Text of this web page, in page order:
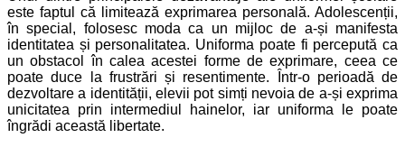
este faptul că limitează exprimarea personală. Adolescenții,
în special, folosesc moda ca un mijloc de a-și manifesta
identitatea și personalitatea. Uniforma poate fi percepută ca
un obstacol în calea acestei forme de exprimare, ceea ce
poate duce la frustrări și resentimente. Într-o perioadă de
dezvoltare a identității, elevii pot simți nevoia de a-și exprima
unicitatea prin intermediul hainelor, iar uniforma le poate
îngrădi această libertate.